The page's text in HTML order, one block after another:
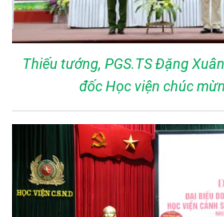
Thiếu tướng, PGS.TS Đặng
đốc Học viện chúc